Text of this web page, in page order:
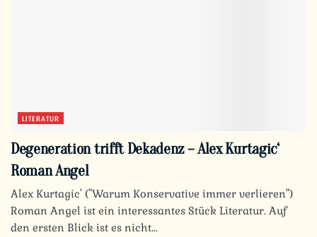
LITERATUR
Degeneration trifft Dekadenz – Alex Kurtagic‘
Roman Angel
Alex Kurtagic' ("Warum Konservative immer verlieren")
Roman Angel ist ein interessantes Stück Literatur. Auf
den ersten Blick ist es nicht...